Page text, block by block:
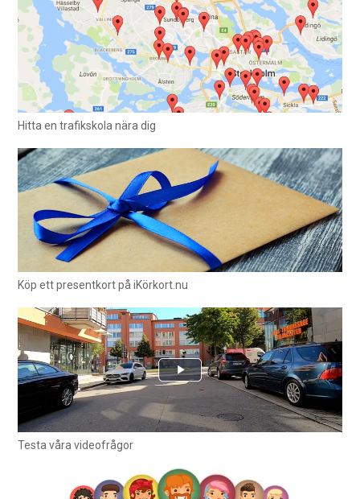
Hitta en trafikskola nära dig
Köp ett presentkort på iKörkort.nu
Testa våra videofrågor